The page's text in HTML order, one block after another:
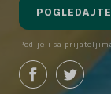
Podijeli sa